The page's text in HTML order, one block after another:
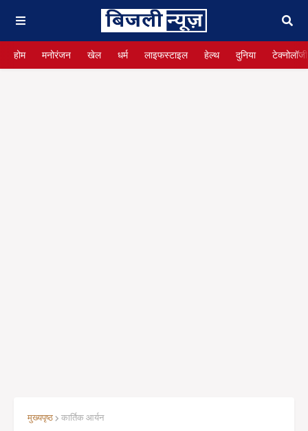
होम मनोरंजन खेल धर्म लाइफस्टाइल हेल्थ दुनिया टेक्नोलॉजी
मुख्यपृष्ठ कार्तिक आर्यन